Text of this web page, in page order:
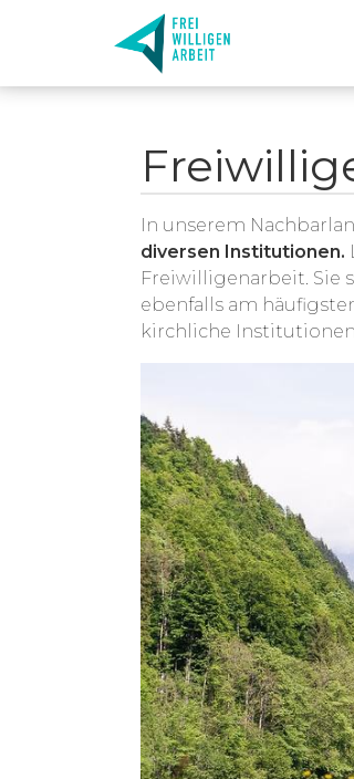
In unserem
diversen Institutionen.
Freiwilligenarbeit. Sie
ebenfalls am
kirchliche